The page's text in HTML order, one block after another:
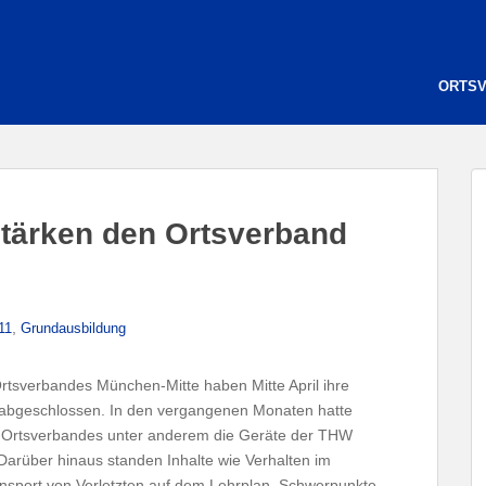
den Ortsverband
Grundausbildung
München-Mitte haben Mitte April ihre
In den vergangenen Monaten hatte
unter anderem die Geräte der THW
hinaus standen Inhalte wie Verhalten im